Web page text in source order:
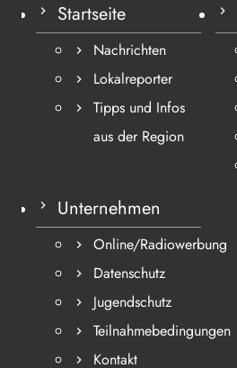
Startseite
Nachrichten
Lokalreporter
Tipps und Infos
aus der Region
Unternehmen
Online/Radiowerbung
Datenschutz
Jugendschutz
Teilnahmebedingungen
Kontakt